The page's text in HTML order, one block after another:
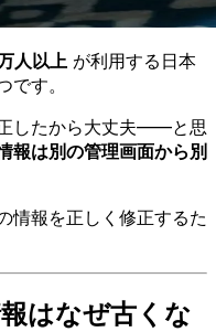
人以上 が利用する日本
す。
したから大丈夫——と思
報は別の管理画面から別
情報を正しく修正するた
はなぜ古くな